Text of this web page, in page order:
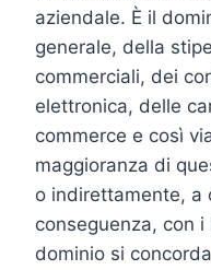
aziendale. È il
generale, della
commerciali, dei
elettronica, delle
commerce e così
maggioranza di
o indirettamente, a
conseguenza, con
dominio si